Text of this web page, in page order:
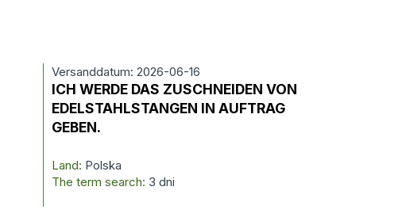
Versanddatum: 2026-06-16
ICH WERDE DAS ZUSCHNEIDEN VON
EDELSTAHLSTANGEN IN AUFTRAG
GEBEN.
Land: Polska
The term search: 3 dni